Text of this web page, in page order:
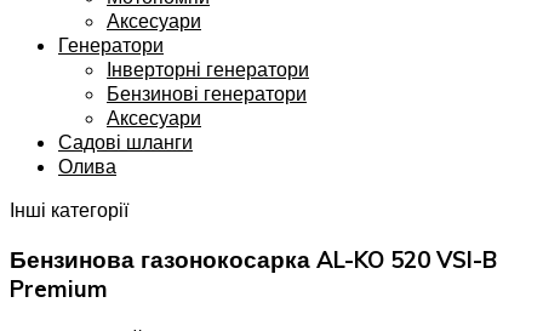
Аксесуари
Генератори
Інверторні генератори
Бензинові генератори
Аксесуари
Садові шланги
Олива
Інші категорії
Бензинова газонокосарка AL-KO 520 VSI-B
Premium